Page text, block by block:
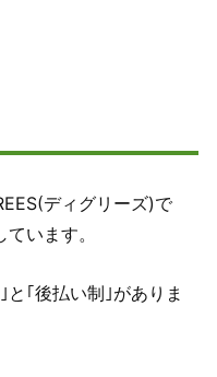
ディグリーズ)で
います。
｢後払い制｣がありま